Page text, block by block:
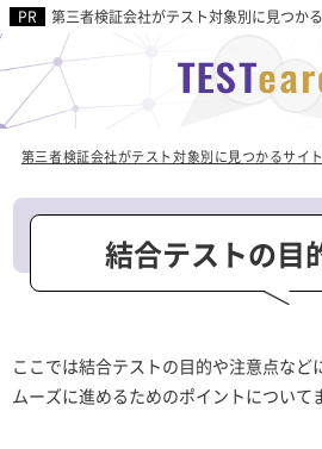
第三者検証会社がテスト対象別に見つか
第三者検証会社がテスト対象別に見つかるサイ
結合テストの目
ここでは結合テストの目的や注意点など
ムーズに進めるためのポイントについて